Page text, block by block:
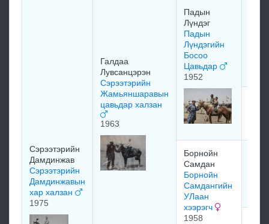
Сэрээтэрийн
Дамдинжав
Сэрээтэрийн
Дамдинжавын
хар халзан
1975
Галдаа
Лувсанцэрэн
Сэрээтэрийн
Жамьяншаравын
цавьдар халзан
1963
Падын
Лүндэг
Падын
Лүндэгийн
Босоо
Цавьдар
1952
Борнойн
Самдан
Борнойн
Самдангийн
УЛаан
хээрэгч
1958